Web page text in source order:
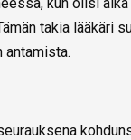
takia lääkäri
antamista.